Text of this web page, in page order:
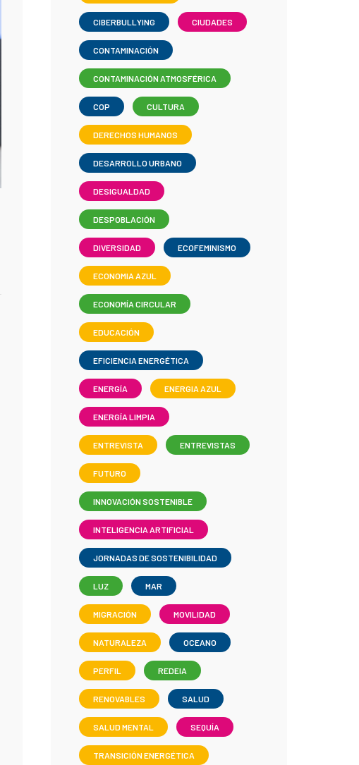
CIBERBULLYING CIUDADES
CONTAMINACIÓN
CONTAMINACIÓN ATMOSFÉRICA
COP CULTURA
DERECHOS HUMANOS
DESARROLLO URBANO
DESIGUALDAD
DESPOBLACIÓN
DIVERSIDAD ECOFEMINISMO
ECONOMIA AZUL
ECONOMÍA CIRCULAR
EDUCACIÓN
EFICIENCIA ENERGÉTICA
ENERGÍA ENERGIA AZUL
ENERGÍA LIMPIA
ENTREVISTA ENTREVISTAS
FUTURO
INNOVACIÓN SOSTENIBLE
INTELIGENCIA ARTIFICIAL
JORNADAS DE SOSTENIBILIDAD
LUZ MAR
MIGRACIÓN MOVILIDAD
NATURALEZA OCEANO
PERFIL REDEIA
RENOVABLES SALUD
SALUD MENTAL SEQUÍA
TRANSICIÓN ENERGÉTICA